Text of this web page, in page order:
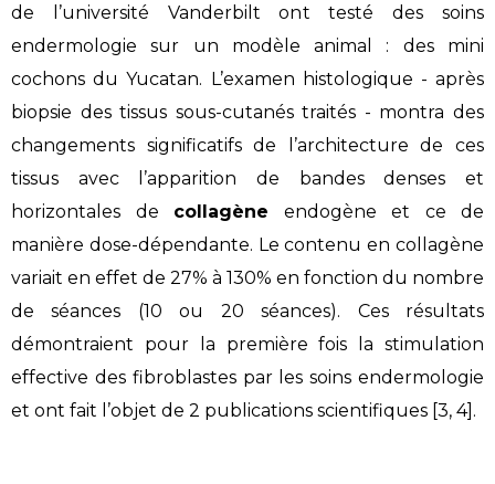
de l’université Vanderbilt ont testé des soins
endermologie sur un modèle animal : des mini
cochons du Yucatan. L’examen histologique - après
biopsie des tissus sous-cutanés traités - montra des
changements significatifs de l’architecture de ces
tissus avec l’apparition de bandes denses et
horizontales de collagène endogène et ce de
manière dose-dépendante. Le contenu en collagène
variait en effet de 27% à 130% en fonction du nombre
de séances (10 ou 20 séances). Ces résultats
démontraient pour la première fois la stimulation
effective des fibroblastes par les soins endermologie
et ont fait l’objet de 2 publications scientifiques [3, 4].